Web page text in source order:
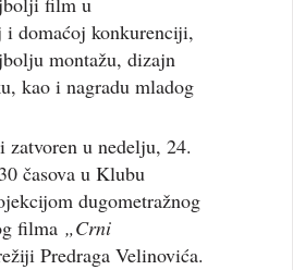
i domaćoj konkurenciji,
montažu, dizajn
kao i nagradu mladog
zatvoren u nedelju, 24.
časova u Klubu
dugometražnog
filma „Crni
Predraga Velinovića.